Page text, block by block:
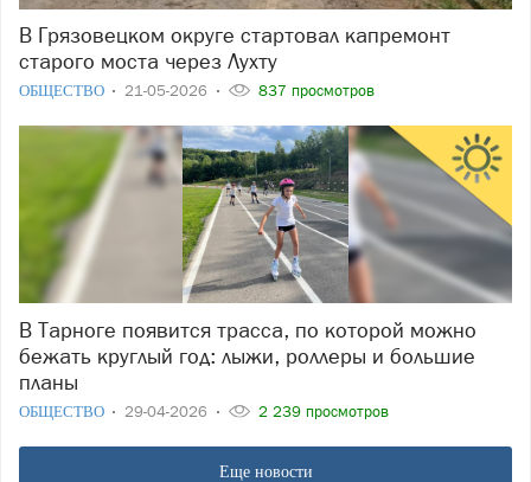
В Грязовецком округе стартовал капремонт
старого моста через Лухту
ОБЩЕСТВО 21-05-2026 837 просмотров
В Тарноге появится трасса, по которой можно
бежать круглый год: лыжи, роллеры и большие
планы
ОБЩЕСТВО 29-04-2026 2 239 просмотров
Еще новости